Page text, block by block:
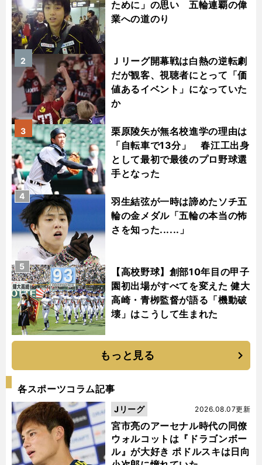
ために」の思い 五輪連覇の偉
業への道のり
Ｊリーグ開幕戦は白熱の逆転劇
だが観客、視聴者にとって「価
値あるイベント」になっていた
か
2
栗原陵矢が無名校進学の理由は
「自転車で13分」 春江工出身
として最初で最後のプロ野球選
手となった
3
羽生結弦が一時は諦めたソチ五
輪の金メダル「五輪の本当の怖
さを知った......」
4
【高校野球】創部10年目の甲子
園初出場がすべてを変えた 健大
高崎・青栁監督が語る「機動破
壊」はこうして生まれた
5
もっと見る
各スポーツコラム記事
宮市亮のアーセナル時代の同僚
ウォルコットは『ドラゴンボー
ル』が大好き ポドルスキは日向
2026.08.07更新
Jリーグ